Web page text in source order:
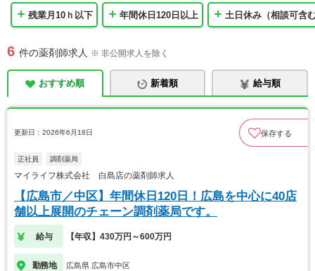
残業月10ｈ以下 年間休日120日以上 土日休み（相談可含
6 件の薬剤師求人 ※ 非公開求人を除く
おすすめ順 新着順 給与順
更新日：2026年6月18日 保存する
正社員 調剤薬局
マイライフ株式会社 白島店の薬剤師求人
【広島市／中区】年間休日120日！広島を中心に40店
舗以上展開のチェーン調剤薬局です。
給与 【年収】430万円～600万円
勤務地 広島県 広島市中区